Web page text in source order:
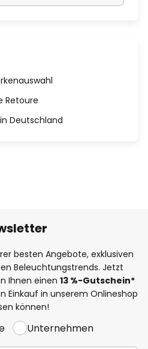
Retoure
in Deutschland
besten Angebote, exklusiven
Beleuchtungstrends. Jetzt
Ihnen einen 13 %-Gutschein*
Einkauf in unserem Onlineshop
können!
Unternehmen